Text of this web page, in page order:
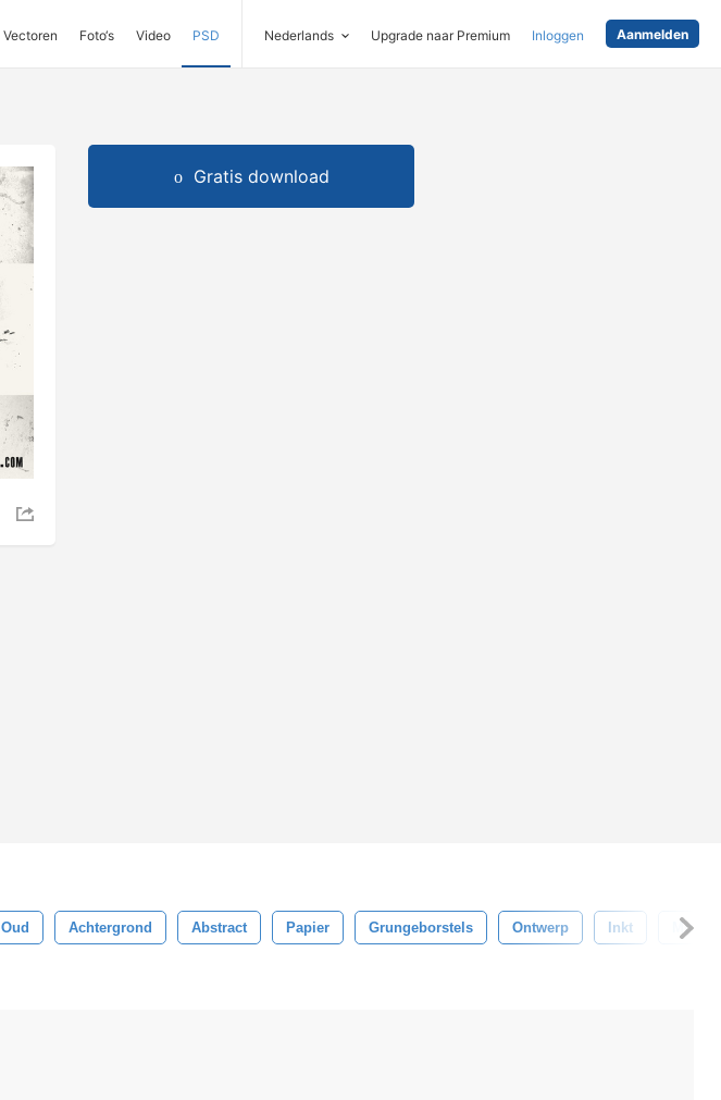
Vectoren Foto‘s Video PSD Nederlands Upgrade naar Premium Inloggen Aanmelden
Gratis download
Oud Achtergrond Abstract Papier Grungeborstels Ontwerp Inkt Muur